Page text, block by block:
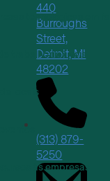
tecnológicas em
trabalho flexíveis
de locais
às empresas
440
Burroughs
Street,
Detroit, MI
48202
(313) 879-
5250